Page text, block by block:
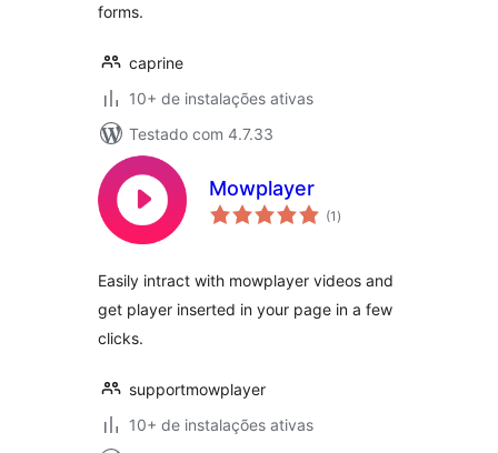
forms.
caprine
10+ de instalações ativas
Testado com 4.7.33
Mowplayer
(1 total
de
)
Easily intract with mowplayer videos and
get player inserted in your page in a few
clicks.
supportmowplayer
10+ de instalações ativas